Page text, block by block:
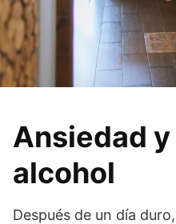
Ansiedad
alcohol
Después de un día